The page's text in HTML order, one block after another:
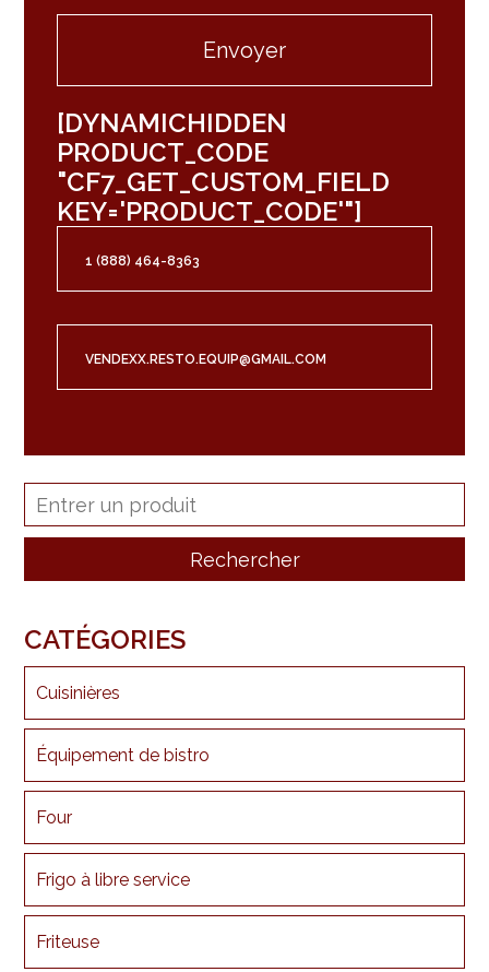
[DYNAMICHIDDEN
PRODUCT_CODE
"CF7_GET_CUSTOM_FIELD
KEY='PRODUCT_CODE'"]
1 (888) 464-8363
VENDEXX.RESTO.EQUIP@GMAIL.COM
CATÉGORIES
Cuisinières
Équipement de bistro
Four
Frigo à libre service
Friteuse